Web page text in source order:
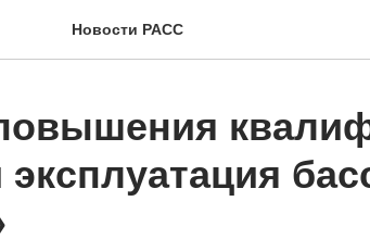
Новости РАСС